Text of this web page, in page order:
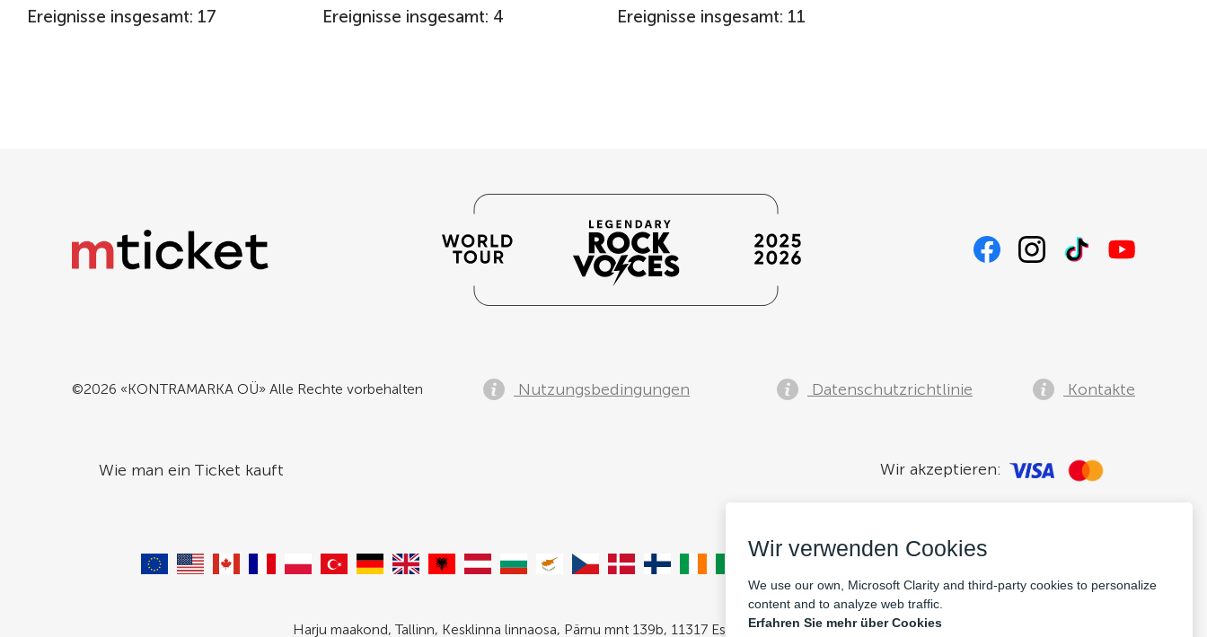
Ereignisse insgesamt: 17
Ereignisse insgesamt: 4
Ereignisse insgesamt: 11
©2026 «KONTRAMARKA OÜ» Alle Rechte vorbehalten Nutzungsbedingungen Datenschutzrichtlinie Kontakte
Wie man ein Ticket kauft Wir akzeptieren:
Harju maakond, Tallinn, Kesklinna linnaosa, Pärnu mnt 139b, 11317 Estonia. Company Nr: 14693656
Wir verwenden Cookies
We use our own, Microsoft Clarity and third-party cookies to personalize
content and to analyze web traffic.
Erfahren Sie mehr über Cookies